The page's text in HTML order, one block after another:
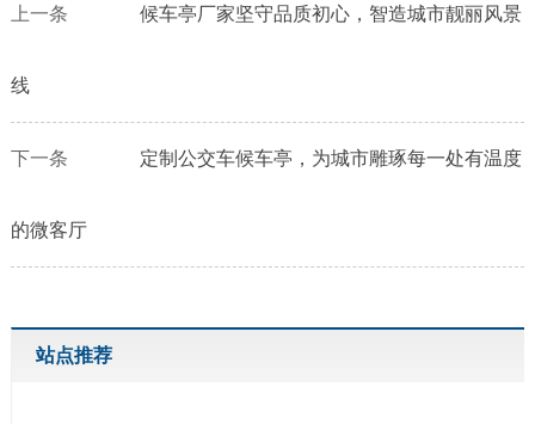
上一条 候车亭厂家坚守品质初心，智造城市靓丽风景
线
下一条 定制公交车候车亭，为城市雕琢每一处有温度
的微客厅
站点推荐